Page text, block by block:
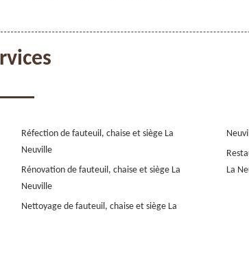
Réfection de fauteuil, chaise et siège La
Neuville
Rénovation de fauteuil, chaise et siège La
Neuville
Nettoyage de fauteuil, chaise et siège La
La